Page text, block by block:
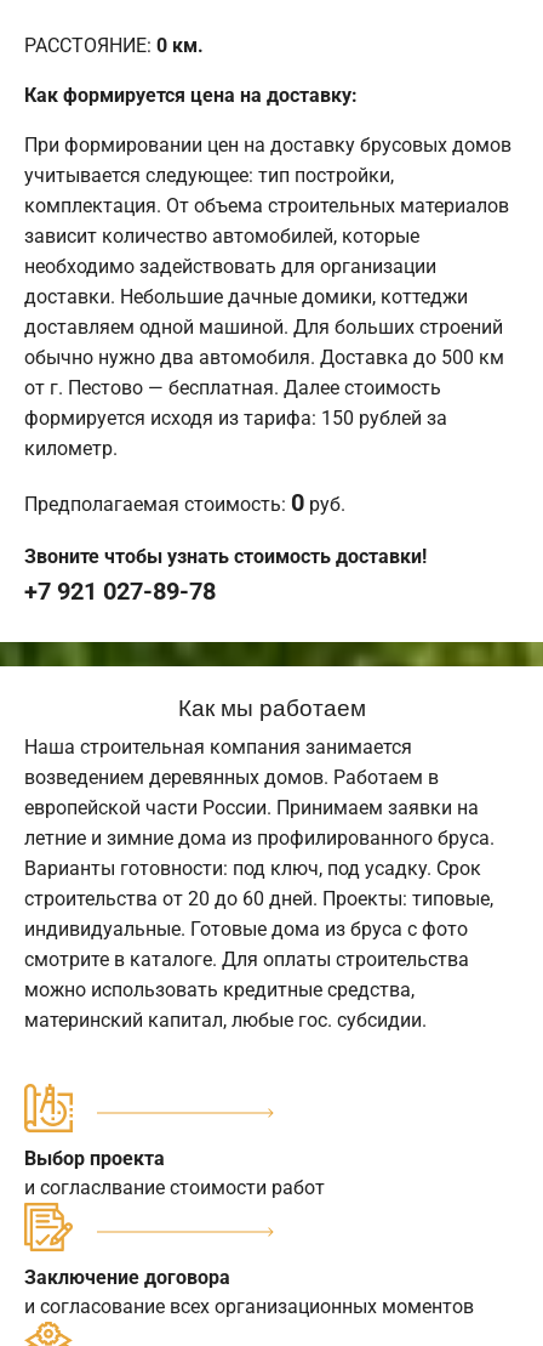
РАССТОЯНИЕ: 0 км.
Как формируется цена на доставку:
При формировании цен на доставку брусовых домов
учитывается следующее: тип постройки,
комплектация. От объема строительных материалов
зависит количество автомобилей, которые
необходимо задействовать для организации
доставки. Небольшие дачные домики, коттеджи
доставляем одной машиной. Для больших строений
обычно нужно два автомобиля. Доставка до 500 км
от г. Пестово — бесплатная. Далее стоимость
формируется исходя из тарифа: 150 рублей за
километр.
Предполагаемая стоимость: 0 руб.
Звоните чтобы узнать стоимость доставки!
+7 921 027-89-78
Как мы работаем
Наша строительная компания занимается
возведением деревянных домов. Работаем в
европейской части России. Принимаем заявки на
летние и зимние дома из профилированного бруса.
Варианты готовности: под ключ, под усадку. Срок
строительства от 20 до 60 дней. Проекты: типовые,
индивидуальные. Готовые дома из бруса с фото
смотрите в каталоге. Для оплаты строительства
можно использовать кредитные средства,
материнский капитал, любые гос. субсидии.
Выбор проекта
и согласлвание стоимости работ
Заключение договора
и согласование всех организационных моментов